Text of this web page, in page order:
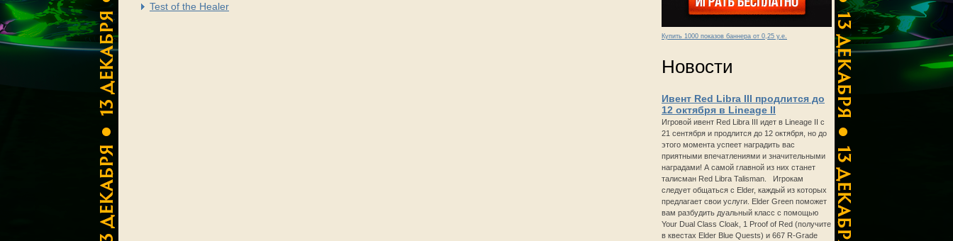
Купить 1000 показов баннера от 0,25 у.е.
Новости
Ивент Red Libra III продлится до
12 октября в Lineage II
Игровой ивент Red Libra III идет в Lineage II с
21 сентября и продлится до 12 октября, но до
этого момента успеет наградить вас
приятными впечатлениями и значительными
наградами! А самой главной из них станет
талисман Red Libra Talisman. Игрокам
следует общаться с Elder, каждый из которых
предлагает свои услуги. Elder Green поможет
вам разбудить дуальный класс с помощью
Your Dual Class Cloak, 1 Proof of Red (получите
в квестах Elder Blue Quests) и 667 R-Grade
Test of the Healer